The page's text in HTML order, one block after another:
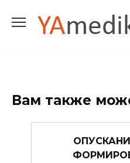
содержанию
Вам также